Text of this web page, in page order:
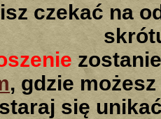
czekać na
, gdzie
się